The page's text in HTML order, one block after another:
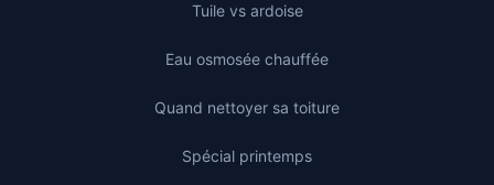
Tuile vs ardoise
Eau osmosée chauffée
Quand nettoyer sa toiture
Spécial printemps